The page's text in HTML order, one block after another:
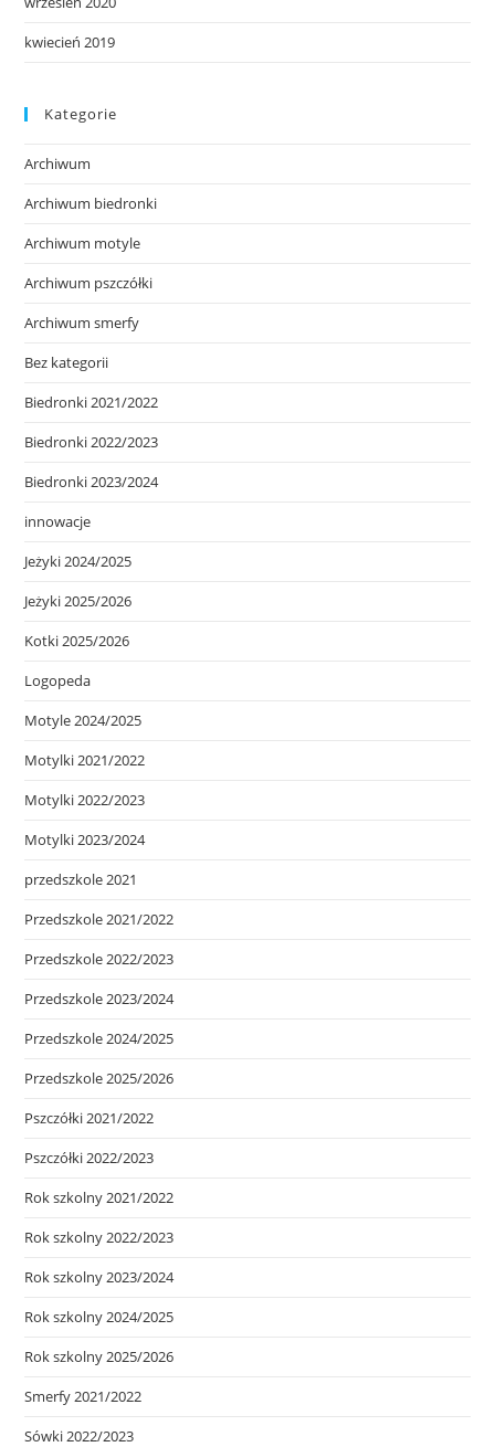
kwiecień 2019
Kategorie
Archiwum
Archiwum biedronki
Archiwum motyle
Archiwum pszczółki
Archiwum smerfy
Bez kategorii
Biedronki 2021/2022
Biedronki 2022/2023
Biedronki 2023/2024
innowacje
Jeżyki 2024/2025
Jeżyki 2025/2026
Kotki 2025/2026
Logopeda
Motyle 2024/2025
Motylki 2021/2022
Motylki 2022/2023
Motylki 2023/2024
przedszkole 2021
Przedszkole 2021/2022
Przedszkole 2022/2023
Przedszkole 2023/2024
Przedszkole 2024/2025
Przedszkole 2025/2026
Pszczółki 2021/2022
Pszczółki 2022/2023
Rok szkolny 2021/2022
Rok szkolny 2022/2023
Rok szkolny 2023/2024
Rok szkolny 2024/2025
Rok szkolny 2025/2026
Smerfy 2021/2022
Sówki 2022/2023